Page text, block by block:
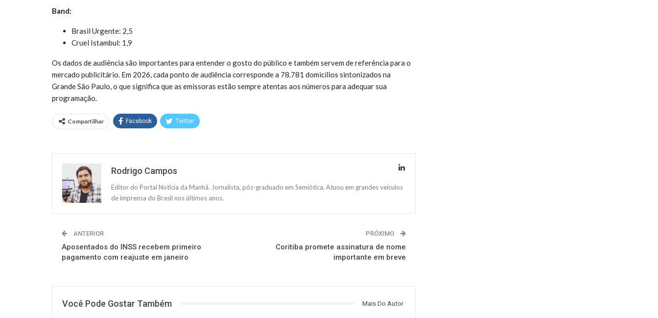
Band:
Brasil Urgente: 2,5
Cruel Istambul: 1,9
Os dados de audiência são importantes para entender o gosto do público e também servem de referência para o
mercado publicitário. Em 2026, cada ponto de audiência corresponde a 78.781 domicílios sintonizados na
Grande São Paulo, o que significa que as emissoras estão sempre atentas aos números para adequar sua
programação.
Compartilhar Facebook Twitter
Rodrigo Campos
Editor do Portal Notícia da Manhã. Jornalista, pós-graduado em Semiótica. Atuou em grandes veículos
de imprensa do Brasil nos últimos anos.
ANTERIOR
Aposentados do INSS recebem primeiro
pagamento com reajuste em janeiro
PRÓXIMO
Coritiba promete assinatura de nome
importante em breve
Você Pode Gostar Também Mais Do Autor